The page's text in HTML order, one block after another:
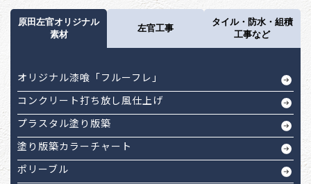
原田左官オリジナル
素材
左官工事
タイル・防水・組積
工事など
オリジナル漆喰「フルーフレ」
コンクリート打ち放し風仕上げ
プラスタル塗り版築
塗り版築カラーチャート
ポリーブル